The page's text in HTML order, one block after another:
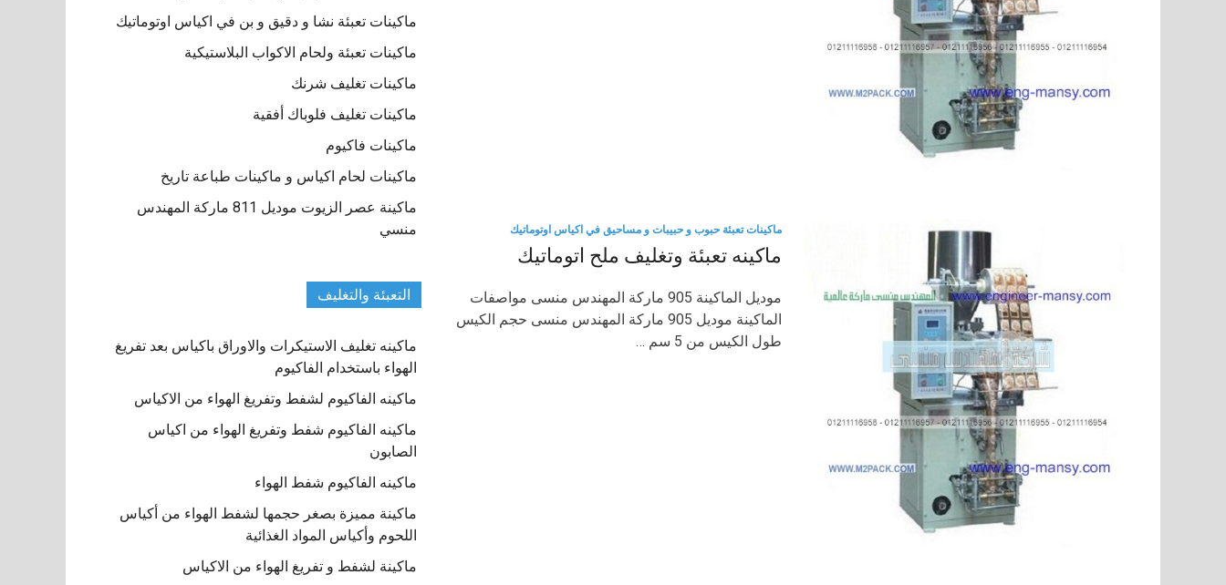
ماكينات تعبئة حبوب و حبيبات و مساحيق في اكياس اوتوماتيك
ماكينه تعبئة وتغليف ملح اتوماتيك
موديل الماكينة 905 ماركة المهندس منسى مواصفات
الماكينة موديل 905 ماركة المهندس منسى حجم الكيس
طول الكيس من 5 سم …
ماكينات تعبئة نشا و دقيق و بن في اكياس اوتوماتيك
ماكينات تعبئة ولحام الاكواب البلاستيكية
ماكينات تغليف شرنك
ماكينات تغليف فلوباك أفقية
ماكينات فاكيوم
ماكينات لحام اكياس و ماكينات طباعة تاريخ
ماكينة عصر الزيوت موديل 811 ماركة المهندس
منسي
التعبئة والتغليف
ماكينه تغليف الاستيكرات والاوراق باكياس بعد تفريغ
الهواء باستخدام الفاكيوم
ماكينه الفاكيوم لشفط وتفريغ الهواء من الاكياس
ماكينه الفاكيوم شفط وتفريغ الهواء من اكياس
الصابون
ماكينه الفاكيوم شفط الهواء
ماكينة مميزة بصغر حجمها لشفط الهواء من أكياس
اللحوم وأكياس المواد الغذائية
ماكينة لشفط و تفريغ الهواء من الاكياس